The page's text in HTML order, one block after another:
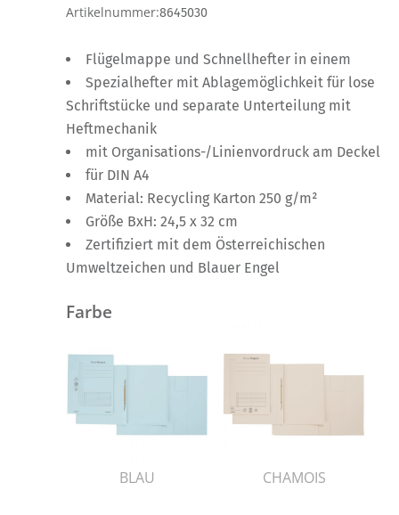
Artikelnummer:8645030
Flügelmappe und Schnellhefter in einem
Spezialhefter mit Ablagemöglichkeit für lose
Schriftstücke und separate Unterteilung mit
Heftmechanik
mit Organisations-/Linienvordruck am Deckel
für DIN A4
Material: Recycling Karton 250 g/m²
Größe BxH: 24,5 x 32 cm
Zertifiziert mit dem Österreichischen
Umweltzeichen und Blauer Engel
Farbe
BLAU CHAMOIS